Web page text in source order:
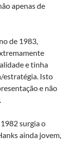
apenas de
de 1983,
e tinha
estratégia. Isto
e não
surgia o
ainda jovem,